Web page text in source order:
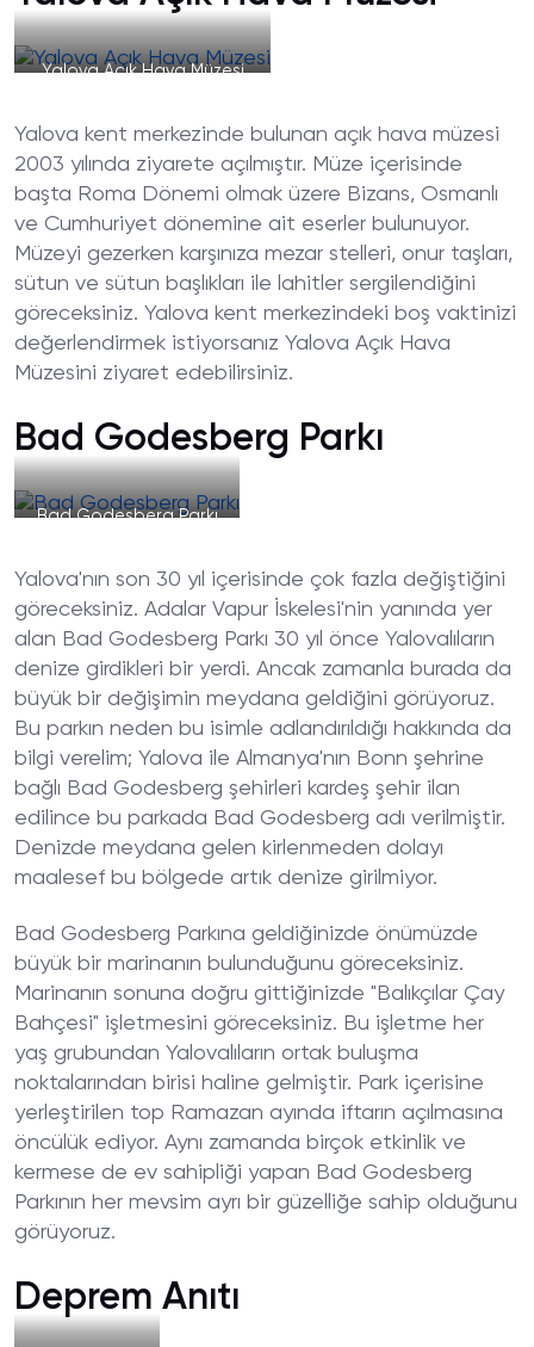
Yalova Açık Hava Müzesi
Yalova kent merkezinde bulunan açık hava müzesi
2003 yılında ziyarete açılmıştır. Müze içerisinde
başta Roma Dönemi olmak üzere Bizans, Osmanlı
ve Cumhuriyet dönemine ait eserler bulunuyor.
Müzeyi gezerken karşınıza mezar stelleri, onur taşları,
sütun ve sütun başlıkları ile lahitler sergilendiğini
göreceksiniz. Yalova kent merkezindeki boş vaktinizi
değerlendirmek istiyorsanız Yalova Açık Hava
Müzesini ziyaret edebilirsiniz.
Bad Godesberg Parkı
Bad Godesberg Parkı
Yalova'nın son 30 yıl içerisinde çok fazla değiştiğini
göreceksiniz. Adalar Vapur İskelesi'nin yanında yer
alan Bad Godesberg Parkı 30 yıl önce Yalovalıların
denize girdikleri bir yerdi. Ancak zamanla burada da
büyük bir değişimin meydana geldiğini görüyoruz.
Bu parkın neden bu isimle adlandırıldığı hakkında da
bilgi verelim; Yalova ile Almanya'nın Bonn şehrine
bağlı Bad Godesberg şehirleri kardeş şehir ilan
edilince bu parkada Bad Godesberg adı verilmiştir.
Denizde meydana gelen kirlenmeden dolayı
maalesef bu bölgede artık denize girilmiyor.
Bad Godesberg Parkına geldiğinizde önümüzde
büyük bir marinanın bulunduğunu göreceksiniz.
Marinanın sonuna doğru gittiğinizde "Balıkçılar Çay
Bahçesi" işletmesini göreceksiniz. Bu işletme her
yaş grubundan Yalovalıların ortak buluşma
noktalarından birisi haline gelmiştir. Park içerisine
yerleştirilen top Ramazan ayında iftarın açılmasına
öncülük ediyor. Aynı zamanda birçok etkinlik ve
kermese de ev sahipliği yapan Bad Godesberg
Parkının her mevsim ayrı bir güzelliğe sahip olduğunu
görüyoruz.
Deprem Anıtı